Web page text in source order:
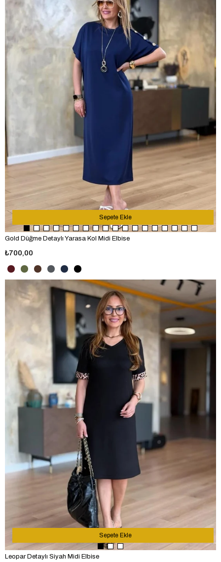
Gold Düğme Detaylı Yarasa Kol Midi Elbise
₺700,00
Sepete Ekle
Leopar Detaylı Siyah Midi Elbise
Sepete Ekle